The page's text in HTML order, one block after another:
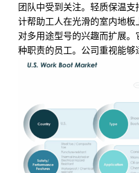
团队中受到关注。轻质保温
计帮助工人在光滑的室内地
对多用途型号的兴趣而扩展
种职责的员工。公司重视能够